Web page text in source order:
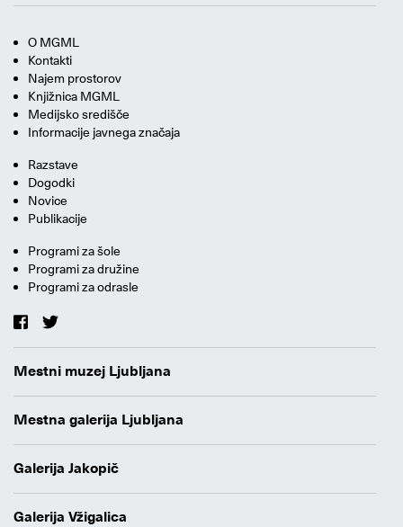
O MGML
Kontakti
Najem prostorov
Knjižnica MGML
Medijsko središče
Informacije javnega značaja
Razstave
Dogodki
Novice
Publikacije
Programi za šole
Programi za družine
Programi za odrasle
Mestni muzej Ljubljana
Mestna galerija Ljubljana
Galerija Jakopič
Galerija Vžigalica